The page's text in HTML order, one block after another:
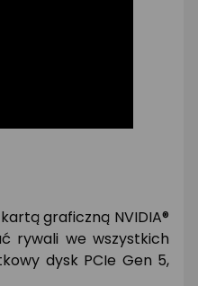
graficzną NVIDIA®
rywali we wszystkich
dysk PCIe Gen 5,